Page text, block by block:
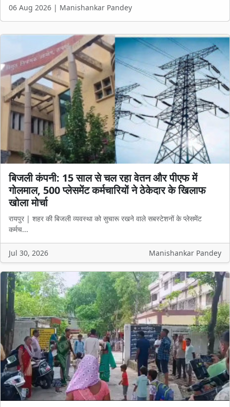
06 Aug 2026 | Manishankar Pandey
बिजली कंपनी: 15 साल से चल रहा वेतन और पीएफ में
गोलमाल, 500 प्लेसमेंट कर्मचारियों ने ठेकेदार के खिलाफ
खोला मोर्चा
रायपुर | शहर की बिजली व्यवस्था को सुचारू रखने वाले सबस्टेशनों के प्लेसमेंट
कर्मच...
Jul 30, 2026 Manishankar Pandey